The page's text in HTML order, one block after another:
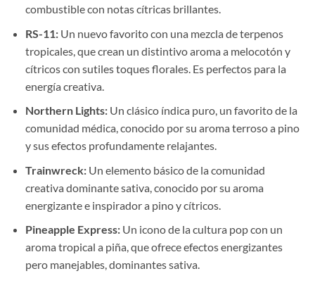
combustible con notas cítricas brillantes.
RS-11:Un nuevo favorito con una mezcla de terpenos
tropicales, que crean un distintivo aroma a melocotón y
cítricos con sutiles toques florales. Es perfectos para la
energía creativa.
Northern Lights:Un clásico índica puro, un favorito de la
comunidad médica, conocido por su aroma terroso a pino
y sus efectos profundamente relajantes.
Trainwreck:Un elemento básico de la comunidad
creativa dominante sativa, conocido por su aroma
energizante e inspirador a pino y cítricos.
Pineapple Express:Un icono de la cultura pop con un
aroma tropical a piña, que ofrece efectos energizantes
pero manejables, dominantes sativa.